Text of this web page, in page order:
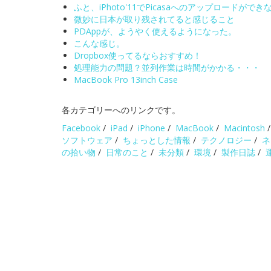
ふと、iPhoto'11でPicasaへのアップロードができ
微妙に日本が取り残されてると感じること
PDAppが、ようやく使えるようになった。
こんな感じ。
Dropbox使ってるならおすすめ！
処理能力の問題？並列作業は時間がかかる・・・
MacBook Pro 13inch Case
各カテゴリーへのリンクです。
Facebook / iPad / iPhone / MacBook / Macintosh
ソフトウェア / ちょっとした情報 / テクノロジー /
の拾い物 / 日常のこと / 未分類 / 環境 / 製作日誌 /